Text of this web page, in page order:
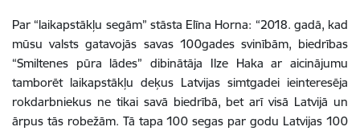
Par “laikapstākļu segām” stāsta Elīna Horna: “2018. gadā, kad
mūsu valsts gatavojās savas 100gades svinībām, biedrības
“Smiltenes pūra lādes” dibinātāja Ilze Haka ar aicinājumu
tamborēt laikapstākļu deķus Latvijas simtgadei ieinteresēja
rokdarbniekus ne tikai savā biedrībā, bet arī visā Latvijā un
ārpus tās robežām. Tā tapa 100 segas par godu Latvijas 100